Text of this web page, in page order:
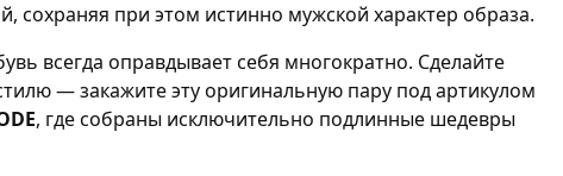
сохраняя при этом истинно мужской характер образа.
всегда оправдывает себя многократно. Сделайте
— закажите эту оригинальную пару под артикулом
, где собраны исключительно подлинные шедевры